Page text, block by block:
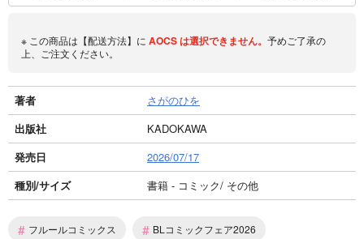
※ この商品は【配送方法】に AOCSは選択できません。 予めご了承の
上、ご注文ください。
著者
さがのひを
出版社
KADOKAWA
発売日
2026/07/17
種別/サイズ
書籍 - コミック/ その他
# フルールコミックス # BLコミックフェア2026